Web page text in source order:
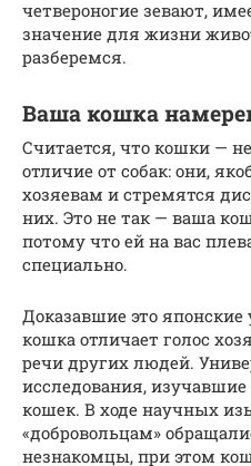
четвероногие зевают,
значение для жизни
разберемся.
Ваша кошка
Считается, что кошки —
отличие от собак: они,
хозяевам и стремятся
них. Это не так — ваша
потому что ей на вас
специально.
Доказавшие это
кошка отличает голос
речи других людей.
исследования,
кошек. В ходе научных
«добровольцам»
незнакомцы, при этом